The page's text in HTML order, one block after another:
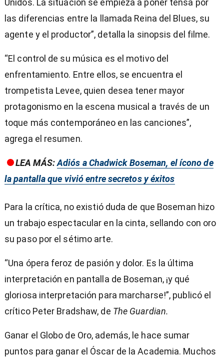
las diferencias entre la llamada Reina del Blues, su
agente y el productor”, detalla la sinopsis del filme.
“El control de su música es el motivo del
enfrentamiento. Entre ellos, se encuentra el
trompetista Levee, quien desea tener mayor
protagonismo en la escena musical a través de un
toque más contemporáneo en las canciones”,
agrega el resumen.
LEA MÁS:Adiós a Chadwick Boseman, el ícono de
la pantalla que vivió entre secretos y éxitos
Para la crítica, no existió duda de que Boseman hizo
un trabajo espectacular en la cinta, sellando con oro
su paso por el sétimo arte.
“Una ópera feroz de pasión y dolor. Es la última
interpretación en pantalla de Boseman, ¡y qué
gloriosa interpretación para marcharse!”, publicó el
crítico Peter Bradshaw, de The Guardian.
Ganar el Globo de Oro, además, le hace sumar
puntos para ganar el Óscar de la Academia. Muchos